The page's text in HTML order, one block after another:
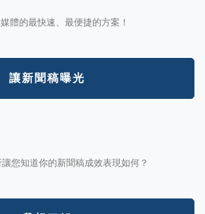
體的最快速、最便捷的方案！
讓新聞稿曝光
您知道你的新聞稿成效表現如何？